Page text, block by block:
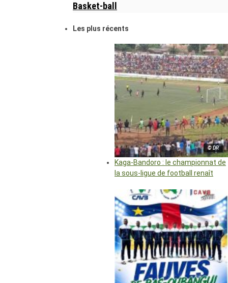
Basket-ball
Les plus récents
© DR
Kaga-Bandoro : le championnat de
la sous-ligue de football renaît